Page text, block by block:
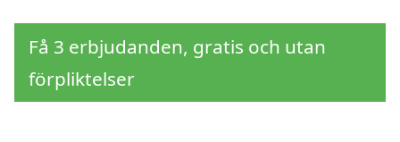
Få 3 erbjudanden, gratis och utan
förpliktelser